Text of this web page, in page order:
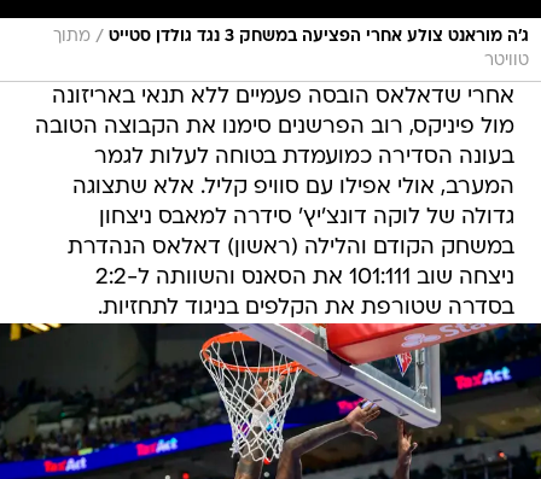
ג'ה מוראנט צולע אחרי הפציעה במשחק 3 נגד גולדן סטייט / מתוך
טוויטר
אחרי שדאלאס הובסה פעמיים ללא תנאי באריזונה
מול פיניקס, רוב הפרשנים סימנו את הקבוצה הטובה
בעונה הסדירה כמועמדת בטוחה לעלות לגמר
המערב, אולי אפילו עם סוויפ קליל. אלא שתצוגה
גדולה של לוקה דונצ'יץ' סידרה למאבס ניצחון
במשחק הקודם והלילה (ראשון) דאלאס הנהדרת
ניצחה שוב 101:111 את הסאנס והשוותה ל-2:2
בסדרה שטורפת את הקלפים בניגוד לתחזיות.